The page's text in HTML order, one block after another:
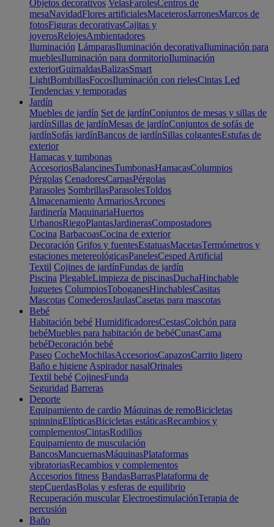
Objetos decorativos VelasFarolesCentros de
mesaNavidadFlores artificialesMaceterosJarronesMarcos de
fotosFiguras decorativasCajitas y
joyerosRelojesAmbientadores
Iluminación LámparasIluminación decorativaIluminación para
mueblesIluminación para dormitorioIluminación
exteriorGuirnaldasBalizasSmart
LightBombillasFocosIluminación con rielesCintas Led
Tendencias y temporadas
Jardín
Muebles de jardín Set de jardínConjuntos de mesas y sillas de
jardínSillas de jardínMesas de jardínConjuntos de sofás de
jardínSofás jardínBancos de jardínSillas colgantesEstufas de
exterior
Hamacas y tumbonas
AccesoriosBalancinesTumbonasHamacasColumpios
Pérgolas CenadoresCarpasPérgolas
Parasoles SombrillasParasolesToldos
Almacenamiento ArmariosArcones
Jardinería MaquinariaHuertos
UrbanosRiegoPlantasJardinerasCompostadores
Cocina BarbacoasCocina de exterior
Decoración Grifos y fuentesEstatuasMacetasTermómetros y
estaciones metereológicasPanelesCesped Artificial
Textil Cojines de jardínFundas de jardín
Piscina PlegableLimpieza de piscinasDuchaHinchable
Juguetes ColumpiosToboganesHinchablesCasitas
Mascotas ComederosJaulasCasetas para mascotas
Bebé
Habitación bebé HumidificadoresCestasColchón para
bebéMuebles para habitación de bebéCunasCama
bebéDecoración bebé
Paseo CocheMochilasAccesoriosCapazosCarrito ligero
Baño e higiene Aspirador nasalOrinales
Textil bebé CojinesFunda
Seguridad Barreras
Deporte
Equipamiento de cardio Máquinas de remoBicicletas
spinningElípticasBicicletas estáticasRecambios y
complementosCintasRodillos
Equipamiento de musculación
BancosMancuernasMáquinasPlataformas
vibratoriasRecambios y complementos
Accesorios fitness BandasBarrasPlataforma de
stepCuerdasBolas y esferas de equilibrio
Recuperación muscular ElectroestimulaciónTerapia de
percusión
Baño